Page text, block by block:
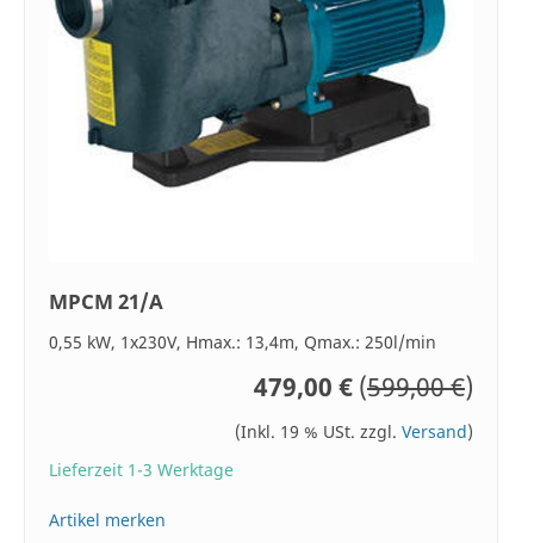
MPCM 21/A
0,55 kW, 1x230V, Hmax.: 13,4m, Qmax.: 250l/min
479,00 € (599,00 €)
(Inkl. 19 % USt. zzgl. Versand)
Lieferzeit 1-3 Werktage
Artikel merken